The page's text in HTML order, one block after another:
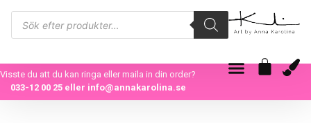
Visste du att du kan ringa eller maila in din order?
033-12 00 25eller info@annakarolina.se